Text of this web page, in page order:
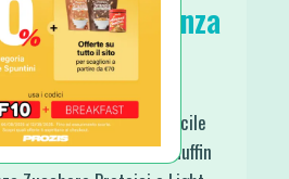
ai Mirtilli Senza
e Light
un dolcino vegan facile
nati questi morbidi Muffin